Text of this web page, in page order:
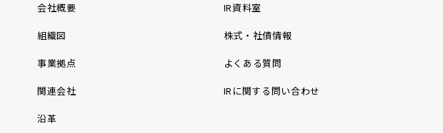
会社概要
組織図
事業拠点
関連会社
沿革
IR資料室
株式・社債情報
よくある質問
IRに関する問い合わせ